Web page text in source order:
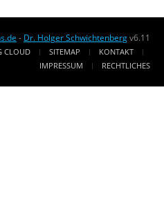
- Dr. Holger Schwichtenbergv6.11
CLOUD SITEMAP
KONTAKT
IMPRESSUM
RECHTLICHES